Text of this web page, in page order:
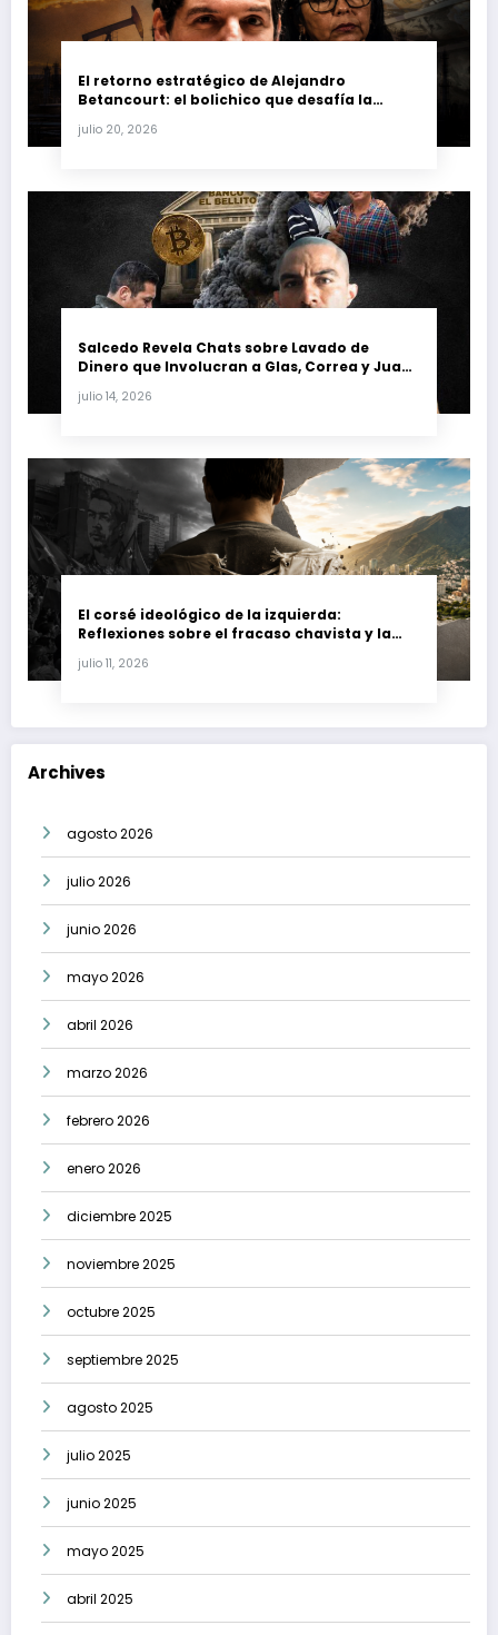
El retorno estratégico de Alejandro
Betancourt: el bolichico que desafía la
petrolera venezolana
julio 20, 2026
Salcedo Revela Chats sobre Lavado de
Dinero que Involucran a Glas, Correa y Juan
julio 14, 2026
El corsé ideológico de la izquierda:
Reflexiones sobre el fracaso chavista y la
julio 11, 2026
Archives
agosto 2026
julio 2026
junio 2026
mayo 2026
abril 2026
marzo 2026
febrero 2026
enero 2026
diciembre 2025
noviembre 2025
octubre 2025
septiembre 2025
agosto 2025
julio 2025
junio 2025
mayo 2025
abril 2025